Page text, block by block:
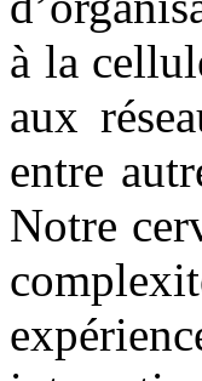
à la
aux
entre
Notre